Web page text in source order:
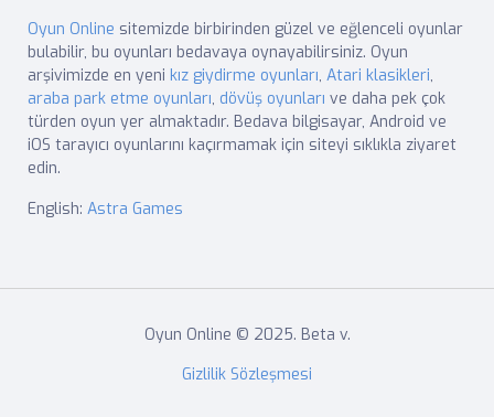
Oyun Online sitemizde birbirinden güzel ve eğlenceli oyunlar
bulabilir, bu oyunları bedavaya oynayabilirsiniz. Oyun
arşivimizde en yeni kız giydirme oyunları, Atari klasikleri,
araba park etme oyunları, dövüş oyunları ve daha pek çok
türden oyun yer almaktadır. Bedava bilgisayar, Android ve
iOS tarayıcı oyunlarını kaçırmamak için siteyi sıklıkla ziyaret
edin.
English: Astra Games
Oyun Online © 2025. Beta v.
Gizlilik Sözleşmesi